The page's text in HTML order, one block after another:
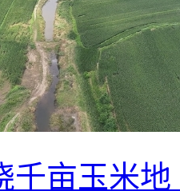
千亩玉米地